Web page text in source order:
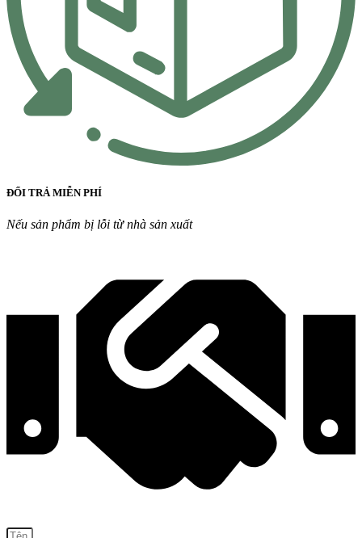
ĐỔI TRẢ MIỄN PHÍ
Nếu sản phẩm bị lỗi từ nhà sản xuất